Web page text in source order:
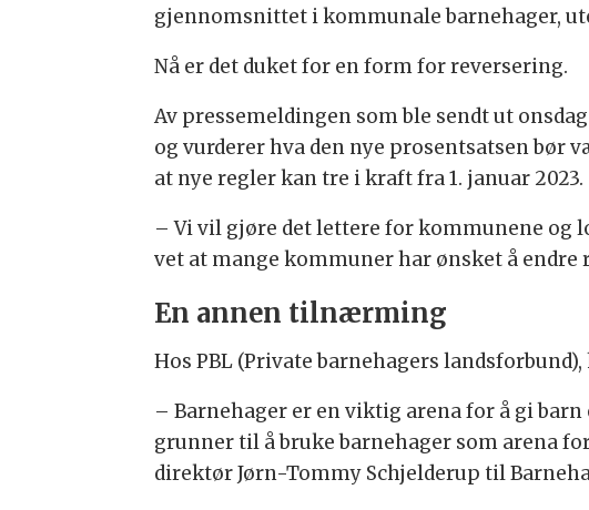
gjennomsnittet i kommunale barnehager,
Nå er det duket for en form for reversering.
Av pressemeldingen som ble sendt ut
og vurderer hva den nye prosentsatsen bør
at nye regler kan tre i kraft fra 1. januar 2023.
– Vi vil gjøre det lettere for kommunene og
vet at mange kommuner har ønsket å endre
En annen tilnærming
Hos PBL (Private barnehagers
– Barnehager er en viktig arena for å gi
grunner til å bruke barnehager som arena
direktør Jørn-Tommy Schjelderup til